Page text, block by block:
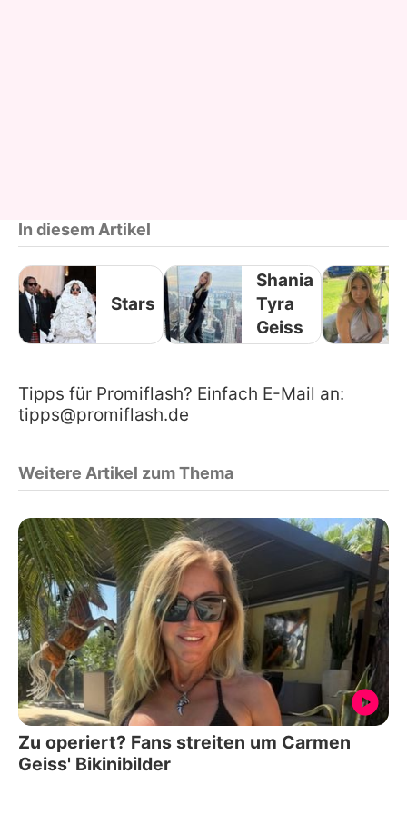
In diesem Artikel
Stars
Shania
Tyra
Geiss
Tipps für Promiflash? Einfach E-Mail an:
tipps@promiflash.de
Weitere Artikel zum Thema
Zu operiert? Fans streiten um Carmen
Geiss' Bikinibilder